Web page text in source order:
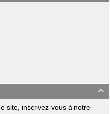

site, inscrivez-vous à notre